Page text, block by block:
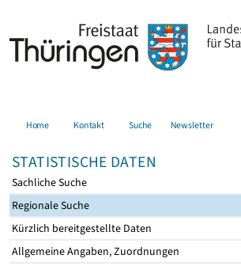
Home Kontakt Suche Newsletter
STATISTISCHE DATEN
Sachliche Suche
Regionale Suche
Kürzlich bereitgestellte Daten
Allgemeine Angaben, Zuordnungen